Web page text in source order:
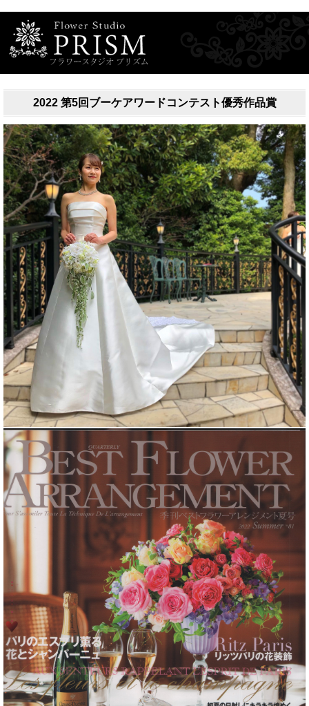
2022 第5回ブーケアワードコンテスト優秀作品賞